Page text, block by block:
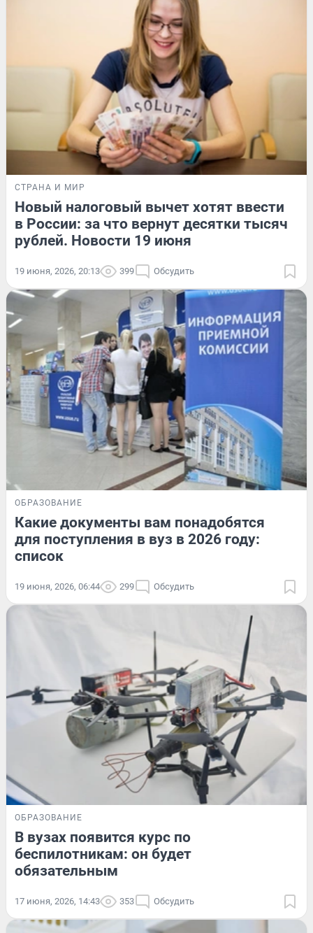
СТРАНА И МИР
Новый налоговый вычет хотят ввести
в России: за что вернут десятки тысяч
рублей. Новости 19 июня
19 июня, 2026, 20:13 399 Обсудить
ОБРАЗОВАНИЕ
Какие документы вам понадобятся
для поступления в вуз в 2026 году:
список
19 июня, 2026, 06:44 299 Обсудить
ОБРАЗОВАНИЕ
В вузах появится курс по
беспилотникам: он будет
обязательным
17 июня, 2026, 14:43 353 Обсудить